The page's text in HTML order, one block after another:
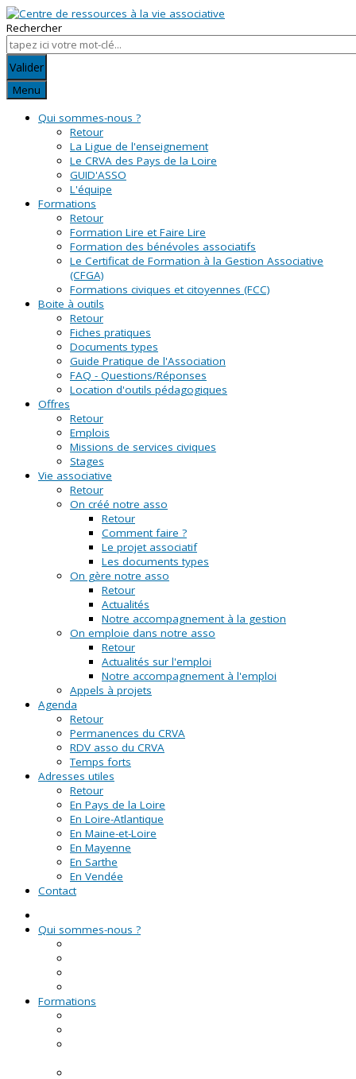
Rechercher
Valider
Menu
Qui sommes-nous ?
Retour
La Ligue de l'enseignement
Le CRVA des Pays de la Loire
GUID'ASSO
L'équipe
Formations
Retour
Formation Lire et Faire Lire
Formation des bénévoles associatifs
Le Certificat de Formation à la Gestion Associative
(CFGA)
Formations civiques et citoyennes (FCC)
Boite à outils
Retour
Fiches pratiques
Documents types
Guide Pratique de l'Association
FAQ - Questions/Réponses
Location d'outils pédagogiques
Offres
Retour
Emplois
Missions de services civiques
Stages
Vie associative
Retour
On créé notre asso
Retour
Comment faire ?
Le projet associatif
Les documents types
On gère notre asso
Retour
Actualités
Notre accompagnement à la gestion
On emploie dans notre asso
Retour
Actualités sur l'emploi
Notre accompagnement à l'emploi
Appels à projets
Agenda
Retour
Permanences du CRVA
RDV asso du CRVA
Temps forts
Adresses utiles
Retour
En Pays de la Loire
En Loire-Atlantique
En Maine-et-Loire
En Mayenne
En Sarthe
En Vendée
Contact
Qui sommes-nous ?
Formations